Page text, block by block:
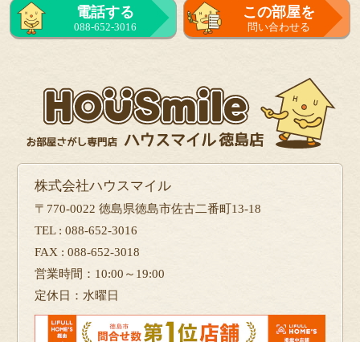
電話する
088-652-3016
この部屋を
問い合わせる
株式会社ハウスマイル
〒770-0022 徳島県徳島市佐古二番町13-18
TEL : 088-652-3016
FAX : 088-652-3018
営業時間：10:00～19:00
定休日：水曜日